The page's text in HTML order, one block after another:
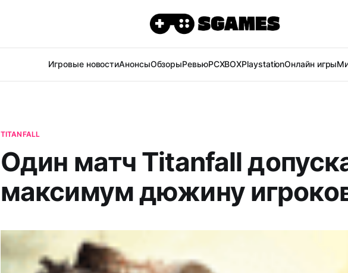
Игровые новостиАнонсыОбзорыРевьюPCXBOXPlaystationОнлайн игры
TITANFALL
Один матч Titanfall
максимум дюжину